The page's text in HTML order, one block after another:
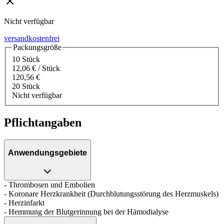
Nicht verfügbar
versandkostenfrei
Packungsgröße
10 Stück
12,06 € / Stück
120,56 €
20 Stück
Nicht verfügbar
Pflichtangaben
Anwendungsgebiete
- Thrombosen und Embolien
- Koronare Herzkrankheit (Durchblutungsstörung des Herzmuskels)
- Herzinfarkt
- Hemmung der Blutgerinnung bei der Hämodialyse